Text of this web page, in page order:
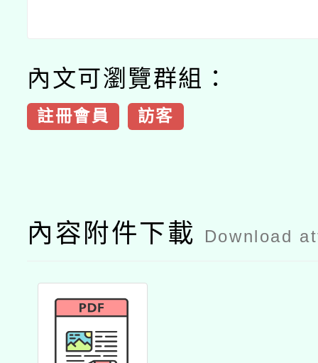
內文可瀏覽群組：
註冊會員 訪客
內容附件下載 Download